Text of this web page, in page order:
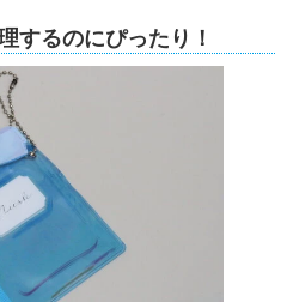
するのにぴったり！